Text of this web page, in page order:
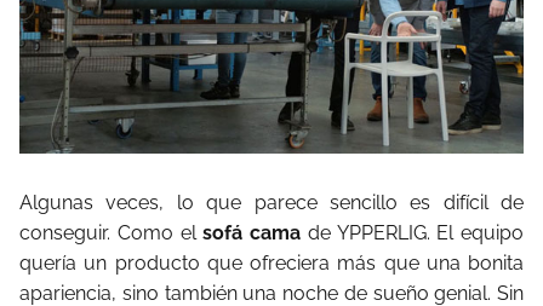
Algunas veces, lo que parece sencillo es difícil de
conseguir. Como elsofá cama de YPPERLIG. El equipo
quería un producto que ofreciera más que una bonita
apariencia, sino también una noche de sueño genial. Sin